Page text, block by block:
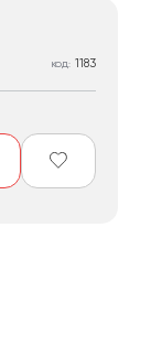
КОД: 1183